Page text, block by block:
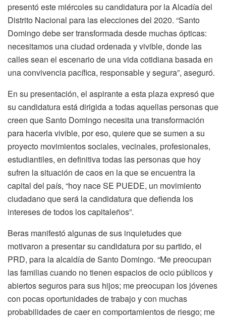
presentó este miércoles su candidatura por la Alcadía del
Distrito Nacional para las elecciones del 2020. “Santo
Domingo debe ser transformada desde muchas ópticas:
necesitamos una ciudad ordenada y vivible, donde las
calles sean el escenario de una vida cotidiana basada en
una convivencia pacífica, responsable y segura”, aseguró.
En su presentación, el aspirante a esta plaza expresó que
su candidatura está dirigida a todas aquellas personas que
creen que Santo Domingo necesita una transformación
para hacerla vivible, por eso, quiere que se sumen a su
proyecto movimientos sociales, vecinales, profesionales,
estudiantiles, en definitiva todas las personas que hoy
sufren la situación de caos en la que se encuentra la
capital del país, “hoy nace SE PUEDE, un movimiento
ciudadano que será la candidatura que defienda los
intereses de todos los capitaleños”.
Beras manifestó algunas de sus inquietudes que
motivaron a presentar su candidatura por su partido, el
PRD, para la alcaldía de Santo Domingo. “Me preocupan
las familias cuando no tienen espacios de ocio públicos y
abiertos seguros para sus hijos; me preocupan los jóvenes
con pocas oportunidades de trabajo y con muchas
probabilidades de caer en comportamientos de riesgo; me